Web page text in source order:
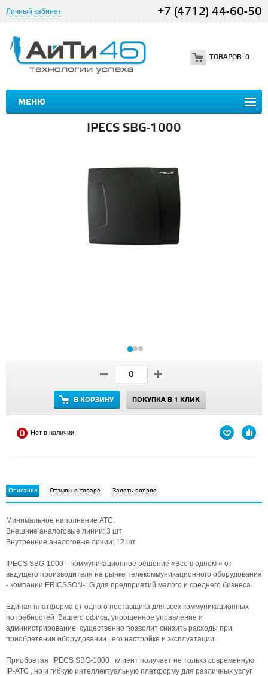
Личный кабинет +7 (4712) 44-60-50
МЕНЮ
ТОВАРОВ: 0
IPECS SBG-1000
В КОРЗИНУ ПОКУПКА В 1 КЛИК
Нет в наличии
Описание Отзывы о товаре Задать вопрос
Минимальное наполнение АТС:
Внешние аналоговые линии: 3 шт
Внутренние аналоговые линии: 12 шт
IPECS SBG-1000 – коммуникационное решение «Все в одном « от
ведущего производителя на рынке телекоммуникационного оборудования
- компании ERICSSON-LG для предприятий малого и среднего бизнеса .
Единая платформа от одного поставщика для всех коммуникационных
потребностей Вашего офиса, упрощенное управление и
администрирование существенно позволит снизить расходы при
приобретении оборудовании , его настройке и эксплуатации .
Приобретая IPECS SBG-1000 , клиент получает не только современную
IP-АТС , но и гибкую интеллектуальную платформу для различных услуг